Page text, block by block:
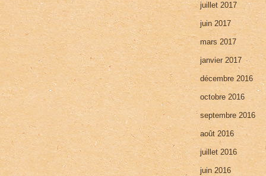
juillet 2017
juin 2017
mars 2017
janvier 2017
décembre 2016
octobre 2016
septembre 2016
août 2016
juillet 2016
juin 2016